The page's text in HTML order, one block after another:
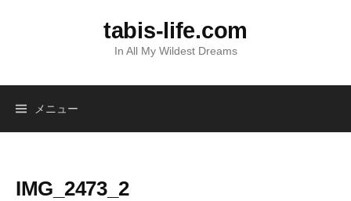
ツ
tabis-life.com
In All My Wildest Dreams
メニュー
IMG_2473_2